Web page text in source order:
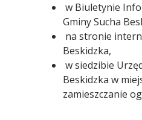
w Biuletynie
Gminy Sucha
na stronie
Beskidzka,
w siedzibie
Beskidzka w
zamieszczanie